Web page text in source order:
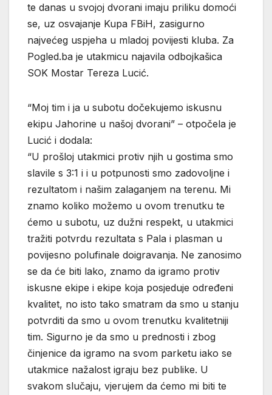
te danas u svojoj dvorani imaju priliku domoći
se, uz osvajanje Kupa FBiH, zasigurno
najvećeg uspjeha u mladoj povijesti kluba. Za
Pogled.ba je utakmicu najavila odbojkašica
SOK Mostar Tereza Lucić.
“Moj tim i ja u subotu dočekujemo iskusnu
ekipu Jahorine u našoj dvorani” – otpočela je
Lucić i dodala:
“U prošloj utakmici protiv njih u gostima smo
slavile s 3:1 i i u potpunosti smo zadovoljne i
rezultatom i našim zalaganjem na terenu. Mi
znamo koliko možemo u ovom trenutku te
ćemo u subotu, uz dužni respekt, u utakmici
tražiti potvrdu rezultata s Pala i plasman u
povijesno polufinale doigravanja. Ne zanosimo
se da će biti lako, znamo da igramo protiv
iskusne ekipe i ekipe koja posjeduje određeni
kvalitet, no isto tako smatram da smo u stanju
potvrditi da smo u ovom trenutku kvalitetniji
tim. Sigurno je da smo u prednosti i zbog
činjenice da igramo na svom parketu iako se
utakmice nažalost igraju bez publike. U
svakom slučaju, vjerujem da ćemo mi biti te